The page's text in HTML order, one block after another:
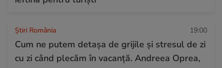
Știri România 19:00
Cum ne putem detașa de grijile și stresul de zi
cu zi când plecăm în vacanță. Andreea Oprea,